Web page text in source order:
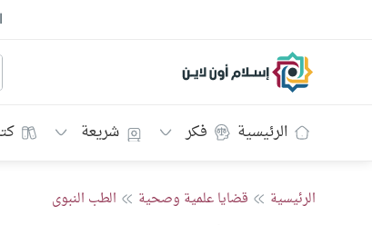
إسلام أون لاين
الرئيسية فكر شريعة
الرئيسية قضايا علمية وصحية الطب النبوى